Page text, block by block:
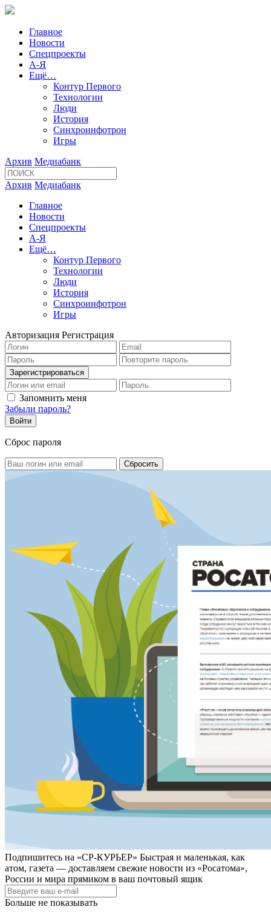
Главное
Новости
Спецпроекты
А-Я
Ещё…
Контур Первого
Технологии
Люди
История
Синхроинфотрон
Игры
Архив Медиабанк
Архив Медиабанк
Главное
Новости
Спецпроекты
А-Я
Ещё…
Контур Первого
Технологии
Люди
История
Синхроинфотрон
Игры
Авторизация Регистрация
Запомнить меня
Забыли пароль?
Сброс пароля
Подпишитесь на «СР-КУРЬЕР» Быстрая и маленькая, как
атом, газета — доставляем свежие новости из «Росатома»,
России и мира прямиком в ваш почтовый ящик
Больше не показывать